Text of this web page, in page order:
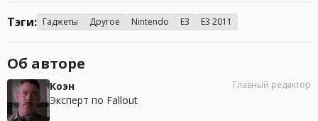
Тэги: Гаджеты Другое Nintendo E3 E3 2011
Об авторе
Коэн
Эксперт по Fallout
Главный редактор